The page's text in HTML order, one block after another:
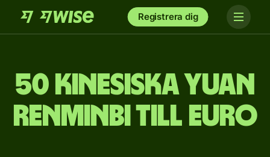
Registrera dig
50 kinesiska yuan
renminbi till euro